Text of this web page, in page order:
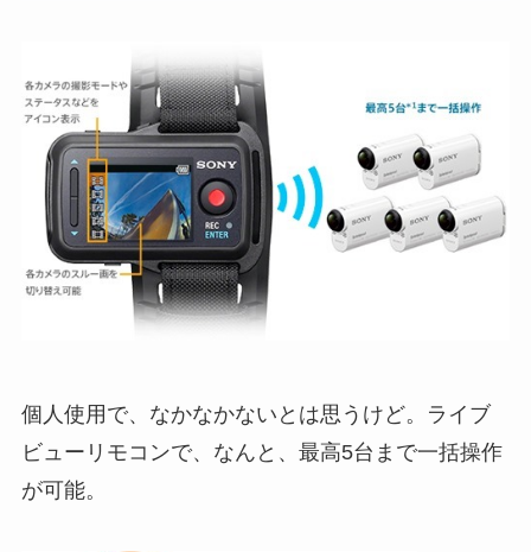
個人使用で、なかなかないとは思うけど。ライブ
ビューリモコンで、なんと、最高5台まで一括操作
が可能。